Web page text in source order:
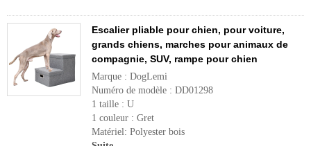
Escalier pliable pour chien, pour voiture,
grands chiens, marches pour animaux de
compagnie, SUV, rampe pour chien
Marque : DogLemi
Numéro de modèle : DD01298
1 taille : U
1 couleur : Gret
Matériel: Polyester bois